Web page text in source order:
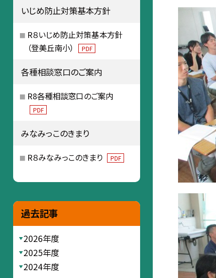
いじめ防止対策基本方針
R８いじめ防止対策基本方針
（登美丘南小）
PDF
各種相談窓口のご案内
R8各種相談窓口のご案内
PDF
みなみっこのきまり
R８みなみっこのきまり PDF
過去記事
2026年度
2025年度
2024年度